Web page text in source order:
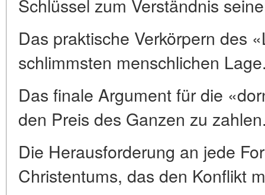
Schlüssel zum Verständnis
Das praktische Verkörpern des
schlimmsten menschlichen
Das finale Argument für die
den Preis des Ganzen zu
Die Herausforderung an jede
Christentums, das den Konflikt